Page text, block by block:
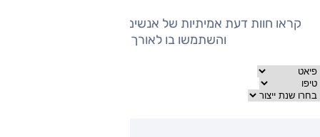
קראו חוות דעת אמיתיות של אנשים שהיה להם את הרכב
והשתמשו בו לאורך תקופה